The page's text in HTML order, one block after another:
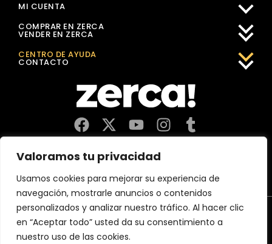
Valoramos tu privacidad
Usamos cookies para mejorar su experiencia de
navegación, mostrarle anuncios o contenidos
personalizados y analizar nuestro tráfico. Al hacer clic
en “Aceptar todo” usted da su consentimiento a
nuestro uso de las cookies.
Comercios, productores y distribuidores locales. Pagan
impuestos aquí, y dinamizan economía y empleo en tu
MI CUENTA
COMPRAR EN ZERCA
VENDER EN ZERCA
CENTRO DE AYUDA
CONTACTO
Aviso LegalPolítica de Privacidad
Política de Cookies
CERTIFICACIÓN 2026 MejorServicio.es